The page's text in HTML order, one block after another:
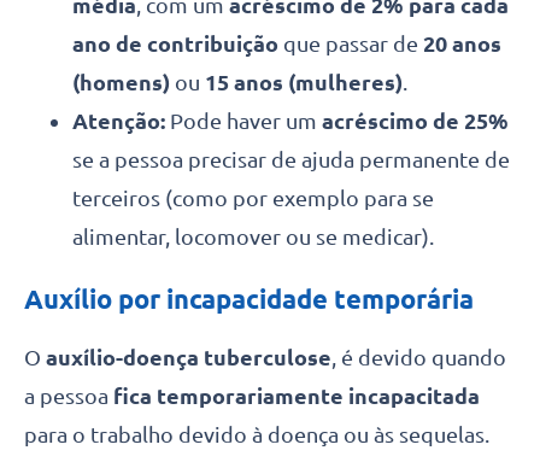
média, com um acréscimo de 2% para cada
ano de contribuição que passar de 20 anos
(homens) ou 15 anos (mulheres).
Atenção: Pode haver um acréscimo de 25%
se a pessoa precisar de ajuda permanente de
terceiros (como por exemplo para se
alimentar, locomover ou se medicar).
Auxílio por incapacidade temporária
O auxílio-doença tuberculose, é devido quando
a pessoa fica temporariamente incapacitada
para o trabalho devido à doença ou às sequelas.